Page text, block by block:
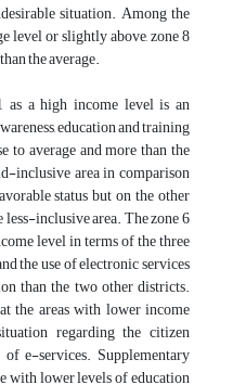
situation. Among the
level or slightly above, zone 8
the average.
as a high income level is an
education and training
to average and more than the
inclusive area in comparison
status but on the other
inclusive area. The zone 6
level in terms of the three
the use of electronic services
than the two other districts.
the areas with lower income
regarding the citizen
e-services. Supplementary
with lower levels of education